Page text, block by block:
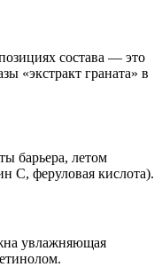
состава — это
«экстракт граната» в
барьера, летом
С, феруловая кислота).
увлажняющая